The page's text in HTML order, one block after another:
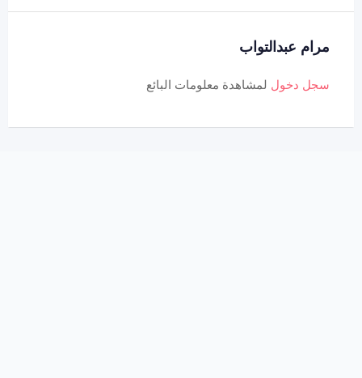
مرام عبدالتواب
سجل دخول لمشاهدة معلومات البائع